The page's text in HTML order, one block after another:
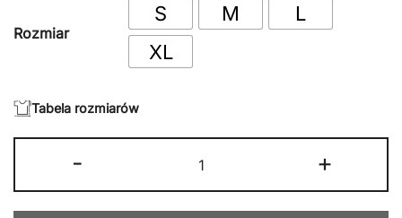
Rozmiar
S M
L
XL
Tabela rozmiarów
-
DO
LOVE
+